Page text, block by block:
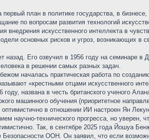
план в политике государства, в
по вопросам развития технологий
внедрения искусственного интеллекта в
основных рисков и угроз, возникающих в
назад. Его озвучил в 1956 году на семинаре
в решении самых разных задач.
началась практическая работа по
«крестными отцами искусственного
году, названа в честь британского ученого
машинного обучения (приоритетное
в отношении ИИ настроен Ян
научно-технического прогресса, но уверен,
Так, в сентябре 2025 года Йошуа
Безопасности ООН. Он заявил, что если